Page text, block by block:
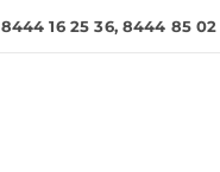
8444 16 25 36, 8444 85